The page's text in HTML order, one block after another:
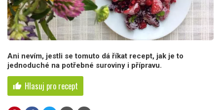
Ani nevím, jestli se tomuto dá říkat recept, jak je to
jednoduché na potřebné suroviny i přípravu.
thumb_up Hlasuj pro recept